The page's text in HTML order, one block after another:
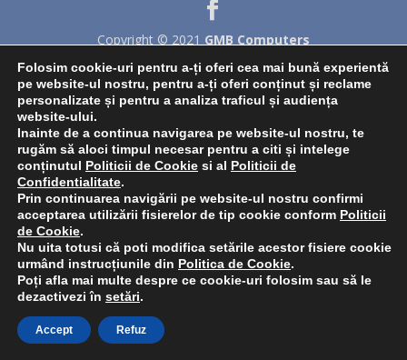
Copyright © 2021 GMB Computers
Folosim cookie-uri pentru a-ți oferi cea mai bună experientă
pe website-ul nostru, pentru a-ți oferi conținut și reclame
personalizate și pentru a analiza traficul și audiența
website-ului.
Inainte de a continua navigarea pe website-ul nostru, te
rugăm să aloci timpul necesar pentru a citi și intelege
conținutul Politicii de Cookie si al Politicii de
Confidentialitate.
Prin continuarea navigării pe website-ul nostru confirmi
acceptarea utilizării fisierelor de tip cookie conform Politicii
de Cookie.
Nu uita totusi că poti modifica setările acestor fisiere cookie
urmând instrucțiunile din Politica de Cookie.
Poți afla mai multe despre ce cookie-uri folosim sau să le
dezactivezi în setări.
Accept Refuz